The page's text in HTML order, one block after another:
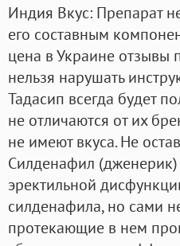
Индия Вкус: Препарат
его составным
цена в Украине отзывы
нельзя нарушать
Тадасип всегда будет
не отличаются от их
не имеют вкуса. Не
Силденафил
эректильной
силденафила, но сами
протекающие в нем